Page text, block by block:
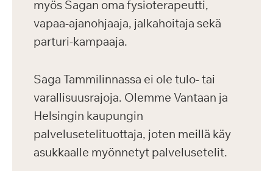
myös Sagan oma fysioterapeutti,
vapaa-ajanohjaaja, jalkahoitaja sekä
parturi-kampaaja.
Saga Tammilinnassa ei ole tulo- tai
varallisuusrajoja. Olemme Vantaan ja
Helsingin kaupungin
palvelusetelituottaja, joten meillä käy
asukkaalle myönnetyt palvelusetelit.